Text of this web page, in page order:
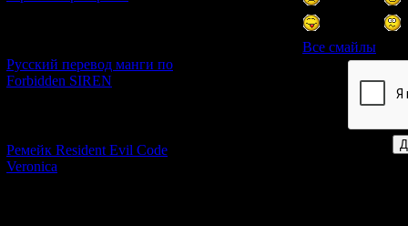
Русский перевод манги по
Forbidden SIREN
Ремейк Resident Evil Code
Veronica
Все смайлы